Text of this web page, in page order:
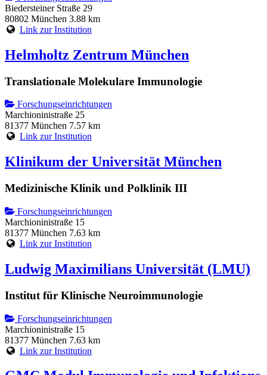
Biedersteiner Straße 29
80802 München 3.88 km
Link zur Institution
Helmholtz Zentrum München
Translationale Molekulare Immunologie
Forschungseinrichtungen
Marchioninistraße 25
81377 München 7.57 km
Link zur Institution
Klinikum der Universität München
Medizinische Klinik und Polklinik III
Forschungseinrichtungen
Marchioninistraße 15
81377 München 7.63 km
Link zur Institution
Ludwig Maximilians Universität (LMU)
Institut für Klinische Neuroimmunologie
Forschungseinrichtungen
Marchioninistraße 15
81377 München 7.63 km
Link zur Institution